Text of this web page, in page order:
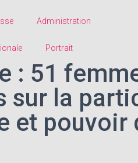
Administration
Portrait
: 51
sur la
et pouvoir